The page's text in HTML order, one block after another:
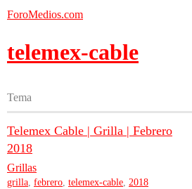
ForoMedios.com
telemex-cable
Tema
Telemex Cable | Grilla | Febrero
2018
Grillas
grilla, febrero, telemex-cable, 2018